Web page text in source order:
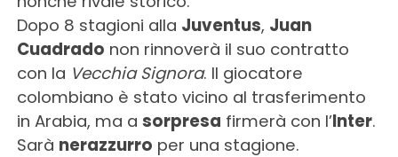
Dopo 8 stagioni alla Juventus, Juan
Cuadrado non rinnoverà il suo contratto
con la Vecchia Signora. Il giocatore
colombiano è stato vicino al trasferimento
in Arabia, ma a sorpresa firmerà con l’Inter.
Sarà nerazzurro per una stagione.